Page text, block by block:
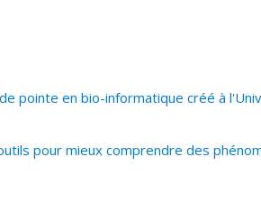
pointe en bio-informatique créé à
pour mieux comprendre des